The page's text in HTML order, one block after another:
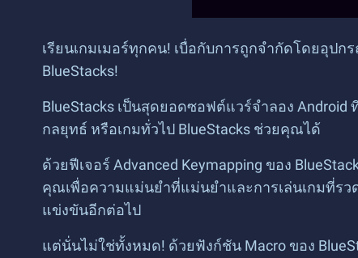
เรียนเกมเมอร์ทุกคน! เบื่อกับการถูกจำกัดโดยอุป
BlueStacks!
BlueStacks เป็นสุดยอดซอฟต์แวร์จำลอง
กลยุทธ์ หรือเกมทั่วไป BlueStacks ช่วยคุณได้
ด้วยฟีเจอร์ Advanced Keymapping ของ
คุณเพื่อความแม่นยำที่แม่นยำและการเล่นเกมที่ร
แข่งขันอีกต่อไป
แต่นั่นไม่ใช่ทั้งหมด! ด้วยฟังก์ชัน Macro ของ